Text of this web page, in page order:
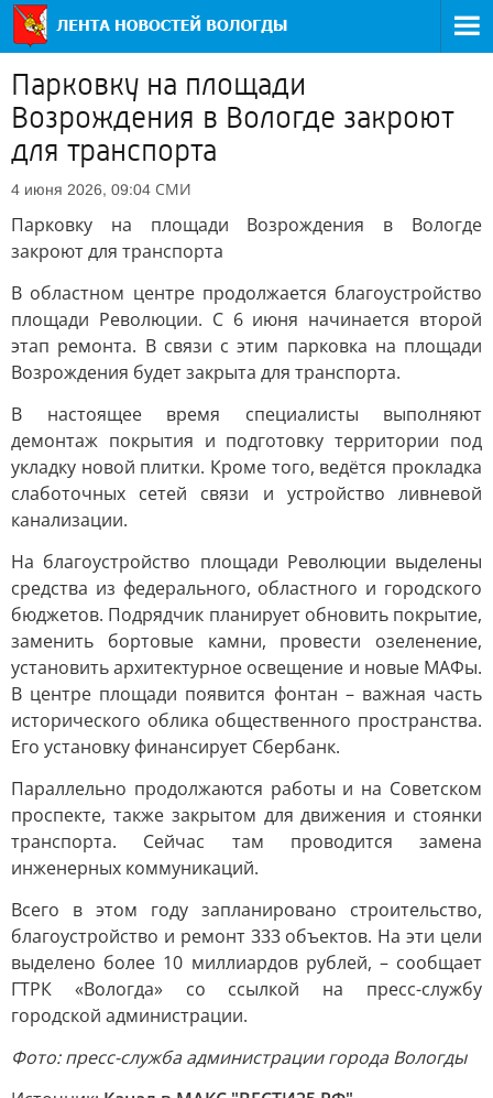
Парковку на площади
Возрождения в Вологде закроют
для транспорта
4 июня 2026, 09:04 СМИ
Парковку на площади Возрождения в Вологде
закроют для транспорта
В областном центре продолжается благоустройство
площади Революции. С 6 июня начинается второй
этап ремонта. В связи с этим парковка на площади
Возрождения будет закрыта для транспорта.
В настоящее время специалисты выполняют
демонтаж покрытия и подготовку территории под
укладку новой плитки. Кроме того, ведётся прокладка
слаботочных сетей связи и устройство ливневой
канализации.
На благоустройство площади Революции выделены
средства из федерального, областного и городского
бюджетов. Подрядчик планирует обновить покрытие,
заменить бортовые камни, провести озеленение,
установить архитектурное освещение и новые МАФы.
В центре площади появится фонтан – важная часть
исторического облика общественного пространства.
Его установку финансирует Сбербанк.
Параллельно продолжаются работы и на Советском
проспекте, также закрытом для движения и стоянки
транспорта. Сейчас там проводится замена
инженерных коммуникаций.
Всего в этом году запланировано строительство,
благоустройство и ремонт 333 объектов. На эти цели
выделено более 10 миллиардов рублей, – сообщает
ГТРК «Вологда» со ссылкой на пресс-службу
городской администрации.
Фото: пресс-служба администрации города Вологды